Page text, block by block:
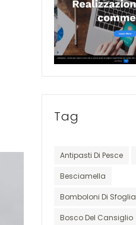
Tag
Antipasti Di Pesce
Besciamella
Bomboloni Di Sfoglia
Bosco Del Cansiglio